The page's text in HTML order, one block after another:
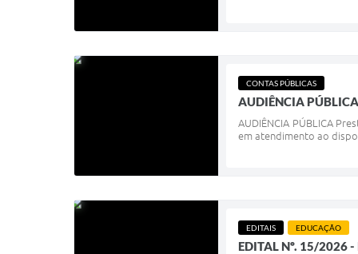
CONTAS PÚBLICAS
AUDIÊNCIA
AUDIÊNCIA PÚBLICA
em atendimento ao
EDITAIS EDUCAÇÃO
EDITAL Nº. 15/2026